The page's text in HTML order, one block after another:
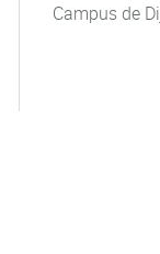
Campus de